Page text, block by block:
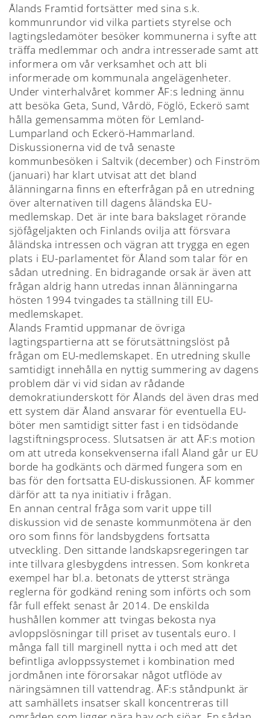
Ålands Framtid fortsätter med sina s.k.
kommunrundor vid vilka partiets styrelse och
lagtingsledamöter besöker kommunerna i syfte att
träffa medlemmar och andra intresserade samt att
informera om vår verksamhet och att bli
informerade om kommunala angelägenheter.
Under vinterhalvåret kommer ÅF:s ledning ännu
att besöka Geta, Sund, Vårdö, Föglö, Eckerö samt
hålla gemensamma möten för Lemland-
Lumparland och Eckerö-Hammarland.
Diskussionerna vid de två senaste
kommunbesöken i Saltvik (december) och Finström
(januari) har klart utvisat att det bland
ålänningarna finns en efterfrågan på en utredning
över alternativen till dagens åländska EU-
medlemskap. Det är inte bara bakslaget rörande
sjöfågeljakten och Finlands ovilja att försvara
åländska intressen och vägran att trygga en egen
plats i EU-parlamentet för Åland som talar för en
sådan utredning. En bidragande orsak är även att
frågan aldrig hann utredas innan ålänningarna
hösten 1994 tvingades ta ställning till EU-
medlemskapet.
Ålands Framtid uppmanar de övriga
lagtingspartierna att se förutsättningslöst på
frågan om EU-medlemskapet. En utredning skulle
samtidigt innehålla en nyttig summering av dagens
problem där vi vid sidan av rådande
demokratiunderskott för Ålands del även dras med
ett system där Åland ansvarar för eventuella EU-
böter men samtidigt sitter fast i en tidsödande
lagstiftningsprocess. Slutsatsen är att ÅF:s motion
om att utreda konsekvenserna ifall Åland går ur EU
borde ha godkänts och därmed fungera som en
bas för den fortsatta EU-diskussionen. ÅF kommer
därför att ta nya initiativ i frågan.
En annan central fråga som varit uppe till
diskussion vid de senaste kommunmötena är den
oro som finns för landsbygdens fortsatta
utveckling. Den sittande landskapsregeringen tar
inte tillvara glesbygdens intressen. Som konkreta
exempel har bl.a. betonats de ytterst stränga
reglerna för godkänd rening som införts och som
får full effekt senast år 2014. De enskilda
hushållen kommer att tvingas bekosta nya
avloppslösningar till priset av tusentals euro. I
många fall till marginell nytta i och med att det
befintliga avloppssystemet i kombination med
jordmånen inte förorsakar något utflöde av
näringsämnen till vattendrag. ÅF:s ståndpunkt är
att samhällets insatser skall koncentreras till